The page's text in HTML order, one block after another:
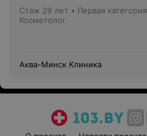
Стаж 29 лет • Первая категория
Косметолог
Аква-Минск Клиника